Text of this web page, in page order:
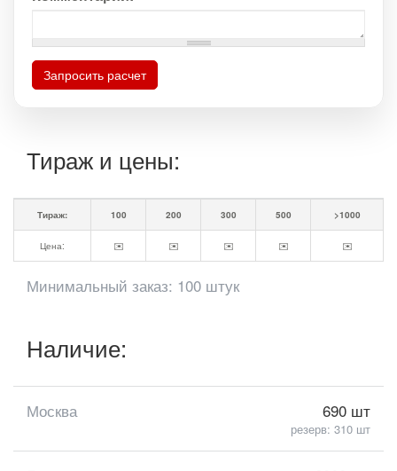
Запросить расчет
Тираж и цены:
Тираж: 100 200 300 500 >1000
Цена: ✉️ ✉️ ✉️ ✉️ ✉️
Минимальный заказ: 100 штук
Наличие:
Москва 690 шт
резерв: 310 шт